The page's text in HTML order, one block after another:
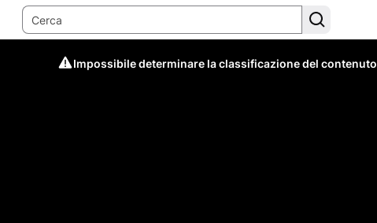
Impossibile determinare la classificazione del contenuto